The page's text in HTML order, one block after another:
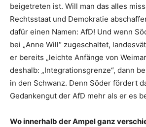
beigetreten ist. Will man das alles
Rechtsstaat und Demokratie
dafür einen Namen: AfD! Und wenn
bei „Anne Will“ zugeschaltet,
er bereits „leichte Anfänge von
deshalb: „Integrationsgrenze“, dann
in den Schwanz. Denn Söder fördert
Gedankengut der AfD mehr als er es
Wo innerhalb der Ampel ganz